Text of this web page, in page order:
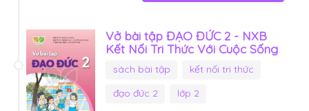
Vở bài tập ĐẠO ĐỨC 2 - NXB
Kết Nối Tri Thức Với Cuộc Sống
sách bài tập
kết nối tri thức
đạo đức 2
lớp 2